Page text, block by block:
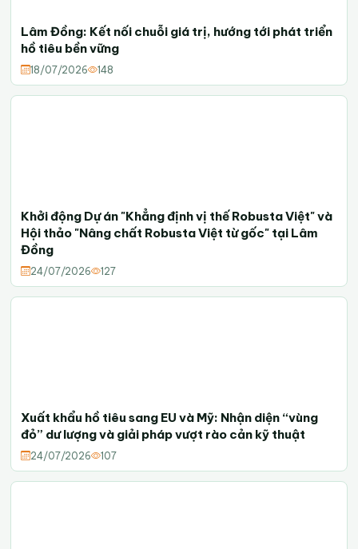
Lâm Đồng: Kết nối chuỗi giá trị, hướng tới phát triển
hồ tiêu bền vững
18/07/2026 148
Khởi động Dự án "Khẳng định vị thế Robusta Việt" và
Hội thảo "Nâng chất Robusta Việt từ gốc" tại Lâm
Đồng
24/07/2026 127
Xuất khẩu hồ tiêu sang EU và Mỹ: Nhận diện “vùng
đỏ” dư lượng và giải pháp vượt rào cản kỹ thuật
24/07/2026 107